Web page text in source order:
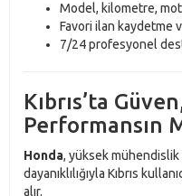
Model, kilometre,
Favori ilan kaydetme
7/24 profesyonel
Kıbrıs’ta
Performansın
Honda, yüksek
dayanıklılığıyla Kıbrıs
alır.